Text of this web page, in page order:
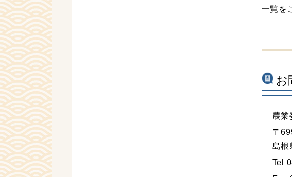
一覧を
お
農業
〒
島根
Tel